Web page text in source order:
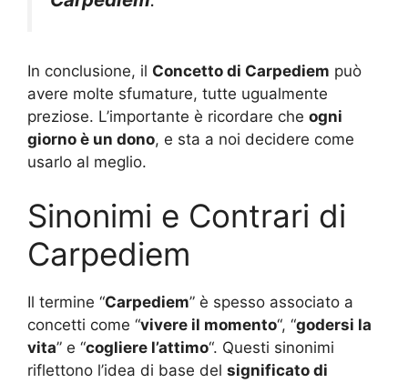
In conclusione, il Concetto di Carpediem può
avere molte sfumature, tutte ugualmente
preziose. L’importante è ricordare che ogni
giorno è un dono, e sta a noi decidere come
usarlo al meglio.
Sinonimi e Contrari di
Carpediem
Il termine “Carpediem” è spesso associato a
concetti come “vivere il momento“, “godersi la
vita” e “cogliere l’attimo“. Questi sinonimi
riflettono l’idea di base del significato di